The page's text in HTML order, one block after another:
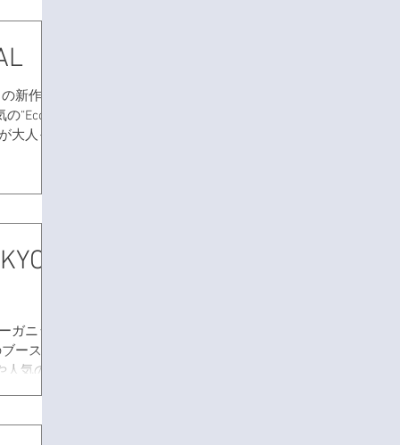
新作ア
“Ecoco
大人っ
見え！
ガニッ
ースが
気の定